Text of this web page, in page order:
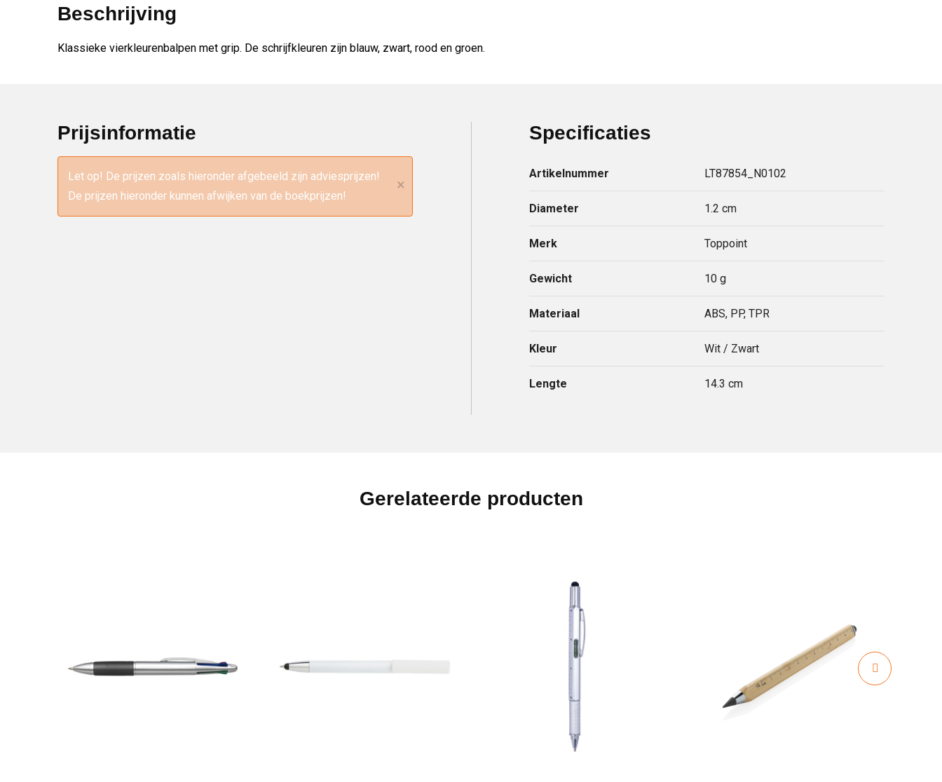
Beschrijving
Klassieke vierkleurenbalpen met grip. De schrijfkleuren zijn blauw, zwart, rood en groen.
Prijsinformatie
Let op! De prijzen zoals hieronder afgebeeld zijn adviesprijzen!
De prijzen hieronder kunnen afwijken van de boekprijzen!
×
Specificaties
Artikelnummer LT87854_N0102
Diameter 1.2 cm
Merk Toppoint
Gewicht 10 g
Materiaal ABS, PP, TPR
Kleur Wit / Zwart
Lengte 14.3 cm
Gerelateerde producten